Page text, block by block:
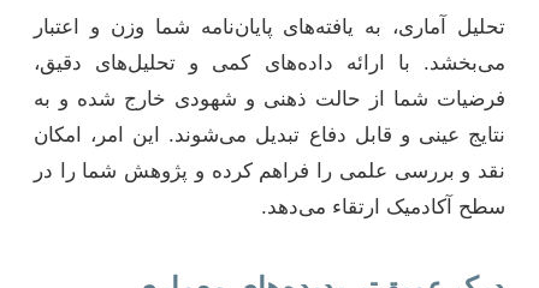
تحلیل آماری، به یافته‌های پایان‌نامه شما وزن و اعتبار
می‌بخشد. با ارائه داده‌های کمی و تحلیل‌های دقیق،
فرضیات شما از حالت ذهنی و شهودی خارج شده و به
نتایج عینی و قابل دفاع تبدیل می‌شوند. این امر، امکان
نقد و بررسی علمی را فراهم کرده و پژوهش شما را در
سطح آکادمیک ارتقاء می‌دهد.